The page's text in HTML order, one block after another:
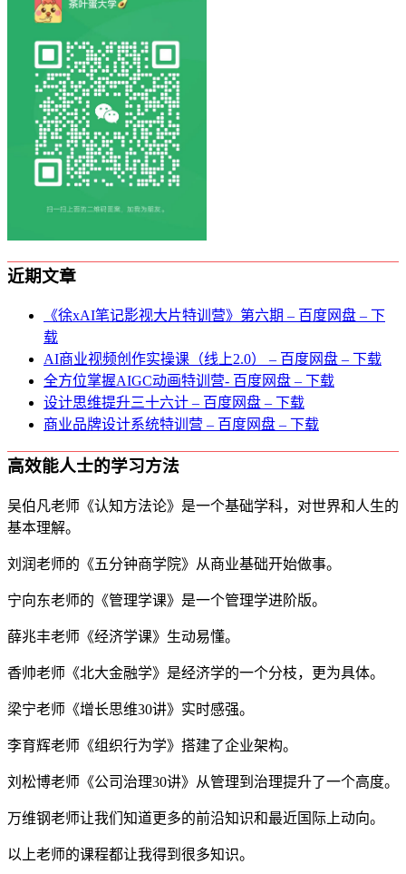
近期文章
《徐xAI笔记影视大片特训营》第六期 – 百度网盘 – 下
载
AI商业视频创作实操课（线上2.0） – 百度网盘 – 下载
全方位掌握AIGC动画特训营- 百度网盘 – 下载
设计思维提升三十六计 – 百度网盘 – 下载
商业品牌设计系统特训营 – 百度网盘 – 下载
高效能人士的学习方法
吴伯凡老师《认知方法论》是一个基础学科，对世界和人生的
基本理解。
刘润老师的《五分钟商学院》从商业基础开始做事。
宁向东老师的《管理学课》是一个管理学进阶版。
薛兆丰老师《经济学课》生动易懂。
香帅老师《北大金融学》是经济学的一个分枝，更为具体。
梁宁老师《增长思维30讲》实时感强。
李育辉老师《组织行为学》搭建了企业架构。
刘松博老师《公司治理30讲》从管理到治理提升了一个高度。
万维钢老师让我们知道更多的前沿知识和最近国际上动向。
以上老师的课程都让我得到很多知识。